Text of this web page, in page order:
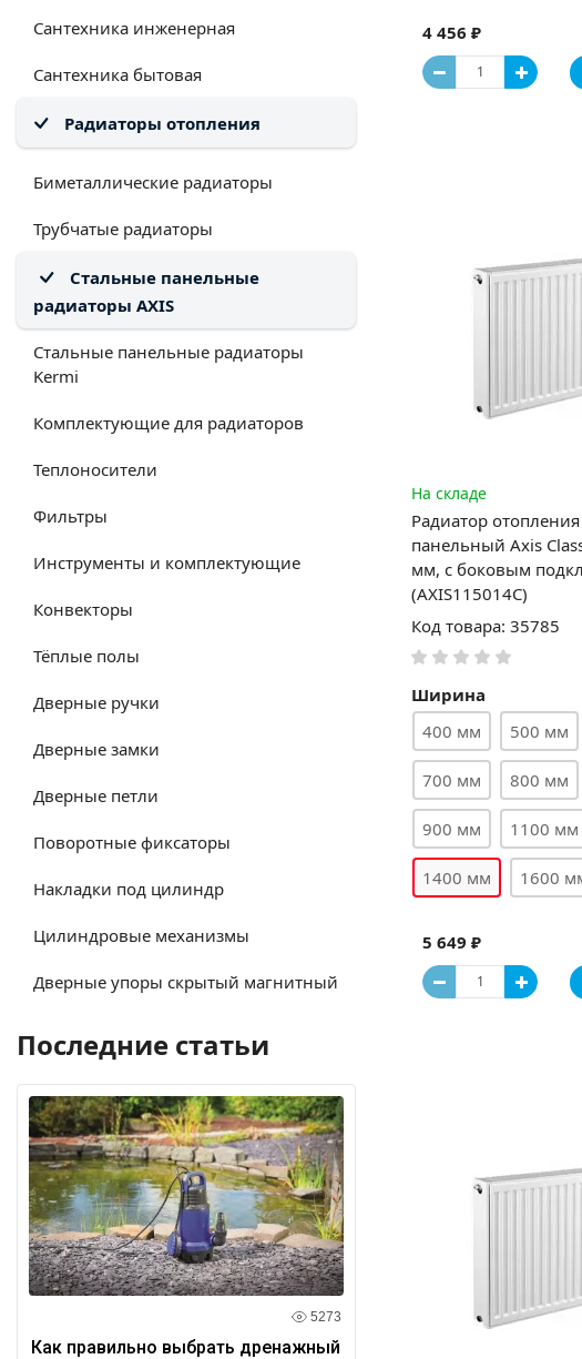
Сантехника инженерная
Сантехника бытовая
Радиаторы отопления
Биметаллические радиаторы
Трубчатые радиаторы
Стальные панельные
радиаторы AXIS
Стальные панельные радиаторы
Kermi
Комплектующие для радиаторов
Теплоносители
Фильтры
Инструменты и комплектующие
Конвекторы
Тёплые полы
Дверные ручки
Дверные замки
Дверные петли
Поворотные фиксаторы
Накладки под цилиндр
Цилиндровые механизмы
Дверные упоры скрытый магнитный
Последние статьи
5273
Как правильно выбрать дренажный
4 456 ₽
На складе
Радиатор
панельный Axis
мм, с боковым
(AXIS115014C)
Код товара: 35785
Ширина
400 мм
500 мм
700 мм 800 мм
900 мм 1100 мм
1400 мм 1600
5 649 ₽